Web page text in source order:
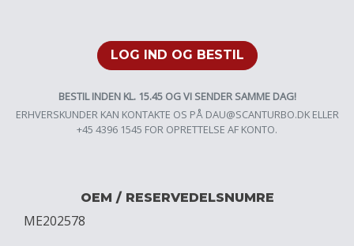
LOG IND OG BESTIL
BESTIL INDEN KL. 15.45 OG VI SENDER SAMME DAG!
ERHVERSKUNDER KAN KONTAKTE OS PÅ DAU@SCANTURBO.DKELLER
+45 4396 1545 FOR OPRETTELSE AF KONTO.
OEM / RESERVEDELSNUMRE
ME202578